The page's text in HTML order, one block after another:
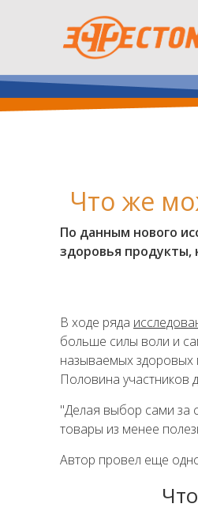
Что же
По данным нового
здоровья продукты,
В ходе ряда
больше силы воли и
называемых здоровых
Половина участников
"Делая выбор сами за
товары из менее
Автор провел еще